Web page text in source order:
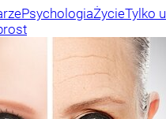
PsychologiaŻycieTylko u